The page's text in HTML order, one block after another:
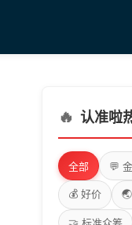
🔥 认准啦
全部 💬
💰 好价